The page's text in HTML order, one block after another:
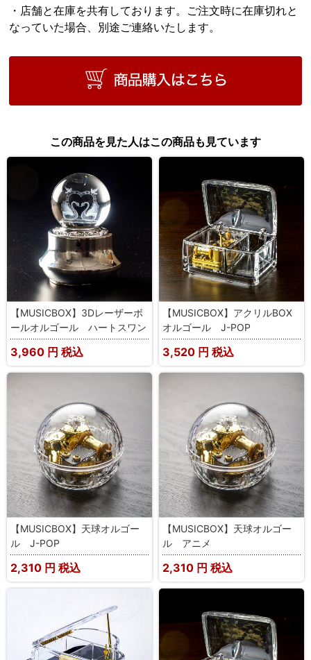
・店舗と在庫を共有しております。ご注文時に在庫切れと
なっていた場合、別途ご連絡いたします。
この商品を見た人はこの商品も見ています
【MUSICBOX】3Dレーザーボ
ールオルゴール ハートスワン
3,960 円 税込
【MUSICBOX】アクリルBOX
オルゴール J-POP
3,520 円 税込
【MUSICBOX】天球オルゴー
ル J-POP
2,310 円 税込
【MUSICBOX】天球オルゴー
ル アニメ
2,310 円 税込